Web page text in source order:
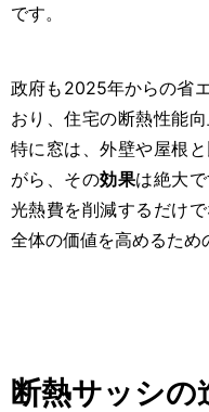
です。
政府も2025年からの省
おり、住宅の断熱性能
特に窓は、外壁や屋根
がら、その効果は絶大
光熱費を削減するだけ
全体の価値を高めるため
断熱サッシの